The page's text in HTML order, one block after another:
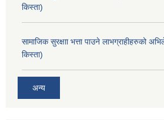
किस्ता)
सामाजिक सुरक्षाा भत्ता पाउने लाभग्राहीहरुको
किस्ता)
अन्य